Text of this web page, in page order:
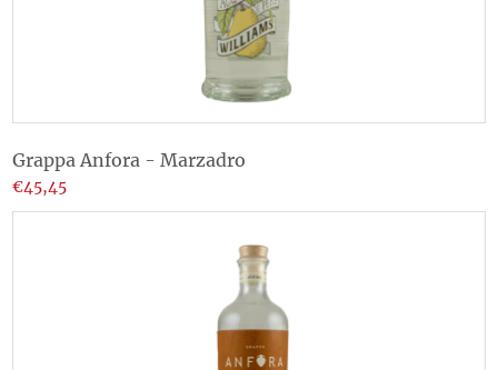
Grappa Anfora - Marzadro
€45,45